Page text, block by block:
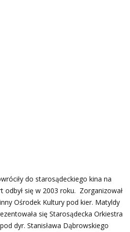
do starosądeckiego kina na
odbył się w 2003 roku. Zorganizował
Ośrodek Kultury pod kier. Matyldy
się Starosądecka Orkiestra
dyr. Stanisława Dąbrowskiego